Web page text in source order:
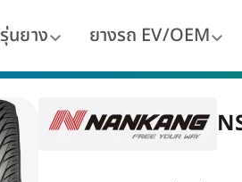
รุ่นยาง ยางรถ EV/OEM